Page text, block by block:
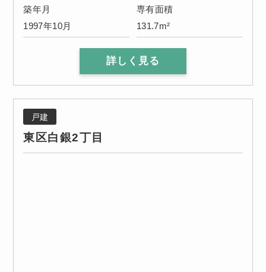
築年月
1997年10月
専有面積
131.7m²
詳しく見る
戸建
東区白銀2丁目